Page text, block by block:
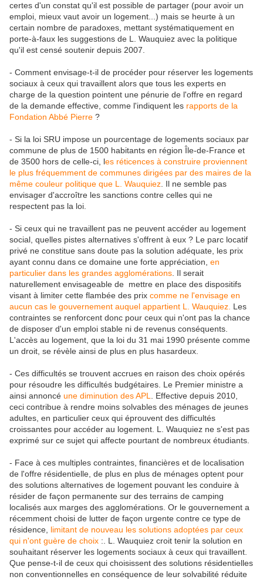
certes d'un constat qu'il est possible de partager (pour avoir un
emploi, mieux vaut avoir un logement...) mais se heurte à un
certain nombre de paradoxes, mettant systématiquement en
porte-à-faux les suggestions de L. Wauquiez avec la politique
qu'il est censé soutenir depuis 2007.
- Comment envisage-t-il de procéder pour réserver les logements
sociaux à ceux qui travaillent alors que tous les experts en
charge de la question pointent une pénurie de l'offre en regard
de la demande effective, comme l'indiquent les rapports de la
Fondation Abbé Pierre ?
- Si la loi SRU impose un pourcentage de logements sociaux par
commune de plus de 1500 habitants en région Île-de-France et
de 3500 hors de celle-ci, les réticences à construire proviennent
le plus fréquemment de communes dirigées par des maires de la
même couleur politique que L. Wauquiez . Il ne semble pas
envisager d'accroître les sanctions contre celles qui ne
respectent pas la loi.
- Si ceux qui ne travaillent pas ne peuvent accéder au logement
social, quelles pistes alternatives s'offrent à eux ? Le parc locatif
privé ne constitue sans doute pas la solution adéquate, les prix
ayant connu dans ce domaine une forte appréciation, en
particulier dans les grandes agglomérations . Il serait
naturellement envisageable de mettre en place des dispositifs
visant à limiter cette flambée des prix comme ne l'envisage en
aucun cas le gouvernement auquel appartient L. Wauquiez Les
contraintes se renforcent donc pour ceux qui n'ont pas la chance
de disposer d'un emploi stable ni de revenus conséquents.
L'accès au logement, que la loi du 31 mai 1990 présente comme
un droit, se révèle ainsi de plus en plus hasardeux.
- Ces difficultés se trouvent accrues en raison des choix opérés
pour résoudre les difficultés budgétaires. Le Premier ministre a
ainsi annoncé une diminution des APL
. Effective depuis 2010,
ceci contribue à rendre moins solvables des ménages de jeunes
adultes, en particulier ceux qui éprouvent des difficultés
croissantes pour accéder au logement. L. Wauquiez ne s'est pas
exprimé sur ce sujet qui affecte pourtant de nombreux étudiants.
- Face à ces multiples contraintes, financières et de localisation
de l'offre résidentielle, de plus en plus de ménages optent pour
des solutions alternatives de logement pouvant les conduire à
résider de façon permanente sur des terrains de camping
localisés aux marges des agglomérations. Or le gouvernement a
récemment choisi de lutter de façon urgente contre ce type de
résidence, limitant de nouveau les solutions adoptées par ceux
qui n'ont guère de choix :. L. Wauquiez croit tenir la solution en
souhaitant réserver les logements sociaux à ceux qui travaillent.
Que pense-t-il de ceux qui choisissent des solutions résidentielles
non conventionnelles en conséquence de leur solvabilité réduite